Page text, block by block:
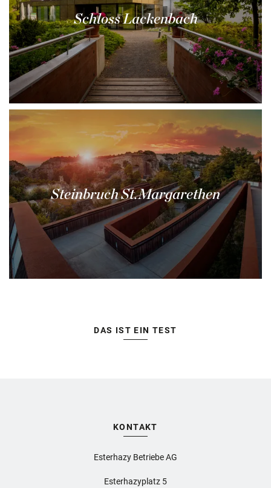
Schloss Lackenbach
Steinbruch St.Margarethen
DAS IST EIN TEST
KONTAKT
Esterhazy Betriebe AG
Esterhazyplatz 5